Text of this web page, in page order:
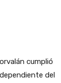
cumplió
del